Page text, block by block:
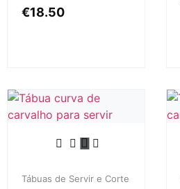
€18.50
Tábuas de Servir e Corte